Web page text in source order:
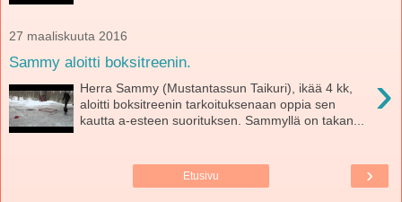
27 maaliskuuta 2016
Sammy aloitti boksitreenin.
›
Herra Sammy (Mustantassun Taikuri), ikää 4 kk,
aloitti boksitreenin tarkoituksenaan oppia sen
kautta a-esteen suorituksen. Sammyllä on takan...
›
Etusivu